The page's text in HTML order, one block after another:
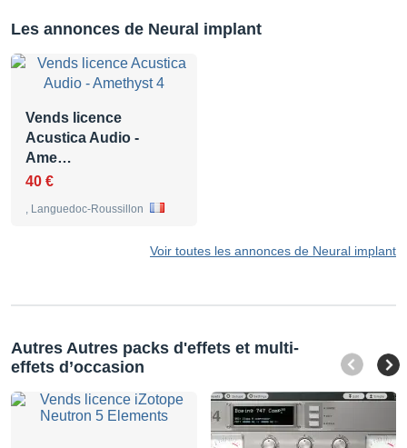
Les annonces de Neural implant
Vends licence
Acustica Audio -
Ame…
40 €
, Languedoc-Roussillon
Voir toutes les annonces de Neural implant
Autres Autres packs d'effets et multi-
effets d’occasion